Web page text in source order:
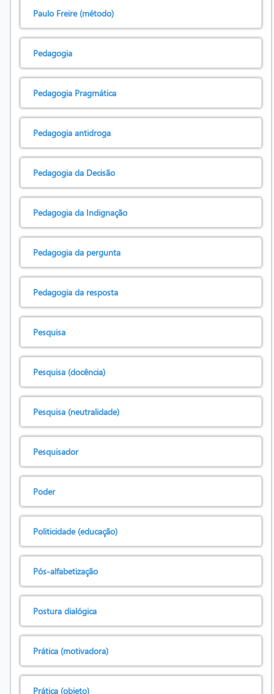
Paulo Freire (método)
Pedagogia
Pedagogia Pragmática
Pedagogia antidroga
Pedagogia da Decisão
Pedagogia da Indignação
Pedagogia da pergunta
Pedagogia da resposta
Pesquisa
Pesquisa (docência)
Pesquisa (neutralidade)
Pesquisador
Poder
Politicidade (educação)
Pós-alfabetização
Postura dialógica
Prática (motivadora)
Prática (objeto)